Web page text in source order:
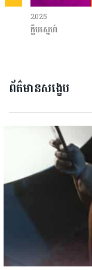
ក្លឹបស្នេហ៍
ព័ត៌មានសង្ខេប